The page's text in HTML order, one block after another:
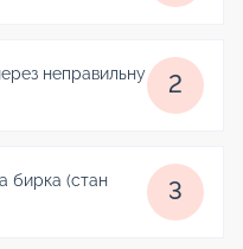
неправильну
2
бирка (стан
3